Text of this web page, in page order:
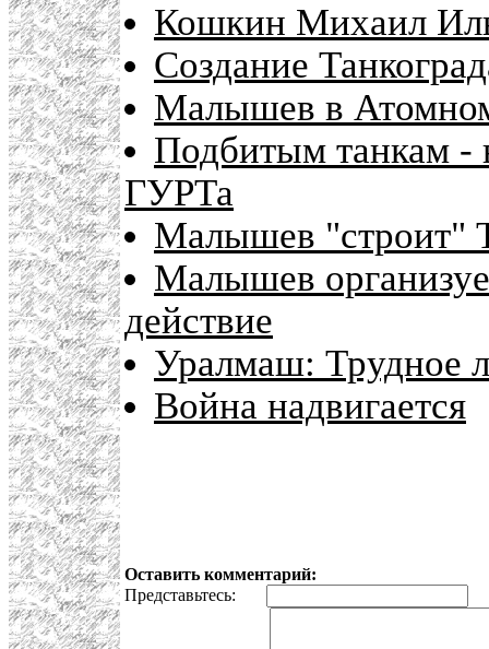
Кошкин Михаил
Создание
Малышев в
Подбитым танкам -
ГУРТа
Малышев "строит"
Малышев
действие
Уралмаш: Трудное
Война надвигается
Оставить комментарий:
Представьтесь: